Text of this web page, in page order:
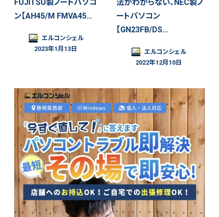
FUJITSU製ノートパソコ
ン【AH45/M FMVA45…
エルコンシェル
2023年1月13日
法がわからない、NEC製ノ
ートパソコン
【GN23FB/DS…
エルコンシェル
2022年12月10日